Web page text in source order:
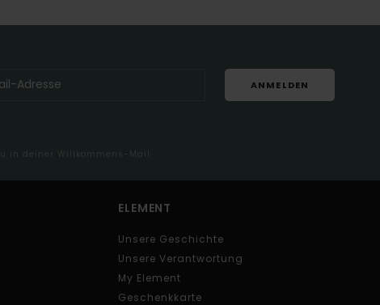
ANMELDEN
in deiner Willkommens-Mail
ELEMENT
Unsere Geschichte
Unsere Verantwortung
My Element
Geschenkkarte